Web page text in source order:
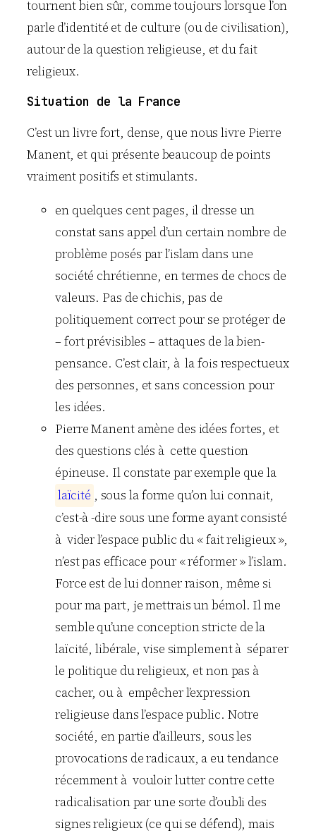
tournent bien sûr, comme toujours lorsque l’on
parle d’identité et de culture (ou de civilisation),
autour de la question religieuse, et du fait
religieux.
Situation de la France
C’est un livre fort, dense, que nous livre Pierre
Manent, et qui présente beaucoup de points
vraiment positifs et stimulants.
en quelques cent pages, il dresse un
constat sans appel d’un certain nombre de
problème posés par l’islam dans une
société chrétienne, en termes de chocs de
valeurs. Pas de chichis, pas de
politiquement correct pour se protéger de
– fort prévisibles – attaques de la bien-
pensance. C’est clair, à la fois respectueux
des personnes, et sans concession pour
les idées.
Pierre Manent amène des idées fortes, et
des questions clés à cette question
épineuse. Il constate par exemple que la
laïcité , sous la forme qu’on lui connait,
c’est-à -dire sous une forme ayant consisté
à vider l’espace public du « fait religieux »,
n’est pas efficace pour « réformer » l’islam.
Force est de lui donner raison, même si
pour ma part, je mettrais un bémol. Il me
semble qu’une conception stricte de la
laïcité, libérale, vise simplement à séparer
le politique du religieux, et non pas à
cacher, ou à empêcher l’expression
religieuse dans l’espace public. Notre
société, en partie d’ailleurs, sous les
provocations de radicaux, a eu tendance
récemment à vouloir lutter contre cette
radicalisation par une sorte d’oubli des
signes religieux (ce qui se défend), mais